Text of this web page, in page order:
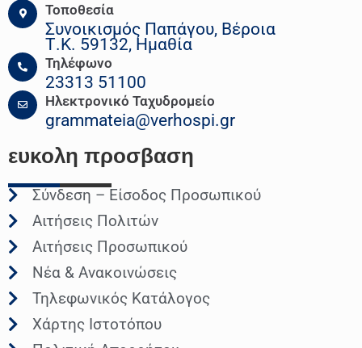
Τοποθεσία
Συνοικισμός Παπάγου, Βέροια
Τ.Κ. 59132, Ημαθία
Τηλέφωνο
23313 51100
Ηλεκτρονικό Ταχυδρομείο
grammateia@verhospi.gr
ευκολη προσβαση
Σύνδεση – Είσοδος Προσωπικού
Αιτήσεις Πολιτών
Αιτήσεις Προσωπικού
Νέα & Ανακοινώσεις
Τηλεφωνικός Κατάλογος
Χάρτης Ιστοτόπου